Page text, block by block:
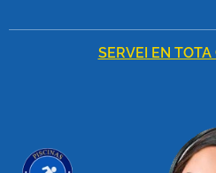
SERVEI EN